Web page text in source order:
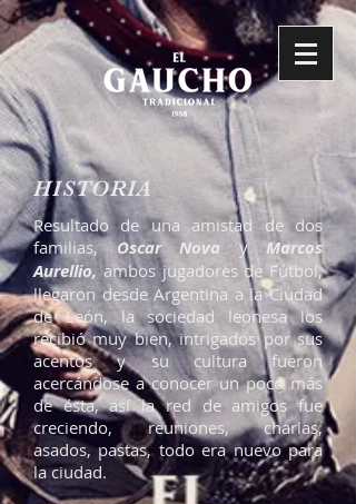
HISTORIA
Resultado de una amistad de dos
familias,Oscar Novay Marcos
Aurellio, ambos jugadores de Fútbol,
llegaron desde Argentina a la Ciudad
de León, la sociedad leonesa los
recibió muy bien, intrigados por sus
acentos y su cultura fueron
acercándose a conocer un poco más
de ésta, así la red de amigos fue
creciendo, reuniones, charlas,
asados, pastas, todo era nuevo para
la ciudad.